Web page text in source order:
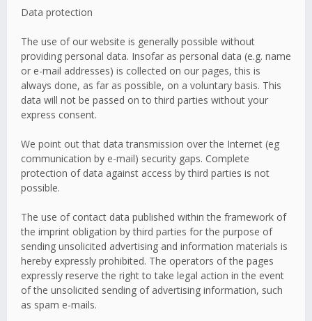
Data protection
The use of our website is generally possible without
providing personal data. Insofar as personal data (e.g. name
or e-mail addresses) is collected on our pages, this is
always done, as far as possible, on a voluntary basis. This
data will not be passed on to third parties without your
express consent.
We point out that data transmission over the Internet (eg
communication by e-mail) security gaps. Complete
protection of data against access by third parties is not
possible.
The use of contact data published within the framework of
the imprint obligation by third parties for the purpose of
sending unsolicited advertising and information materials is
hereby expressly prohibited. The operators of the pages
expressly reserve the right to take legal action in the event
of the unsolicited sending of advertising information, such
as spam e-mails.